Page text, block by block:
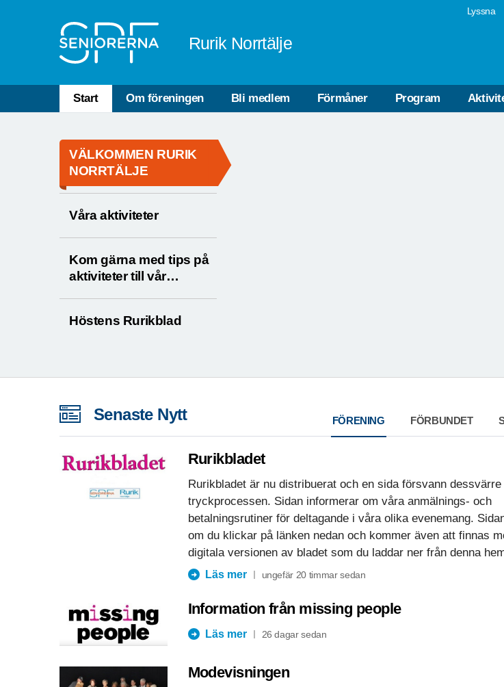
Lyssna
Rurik Norrtälje
Start Om föreningen Bli medlem Förmåner Program
VÄLKOMMEN RURIK
NORRTÄLJE
Våra aktiviteter
Kom gärna med tips på
aktiviteter till vår
Höstens Rurikblad
SPF RURIK
TILL VÅR
Senaste Nytt FÖRENING FÖRBUNDET
Rurikbladet
Rurikbladet är nu distribuerat och en sida försvann dessvärre
tryckprocessen. Sidan informerar om våra anmälnings- och
betalningsrutiner för deltagande i våra olika evenemang.
om du klickar på länken nedan och kommer även att finnas
digitala versionen av bladet som du laddar ner från denna
Läs mer ungefär 20 timmar sedan
Information från missing people
Läs mer 26 dagar sedan
Modevisningen